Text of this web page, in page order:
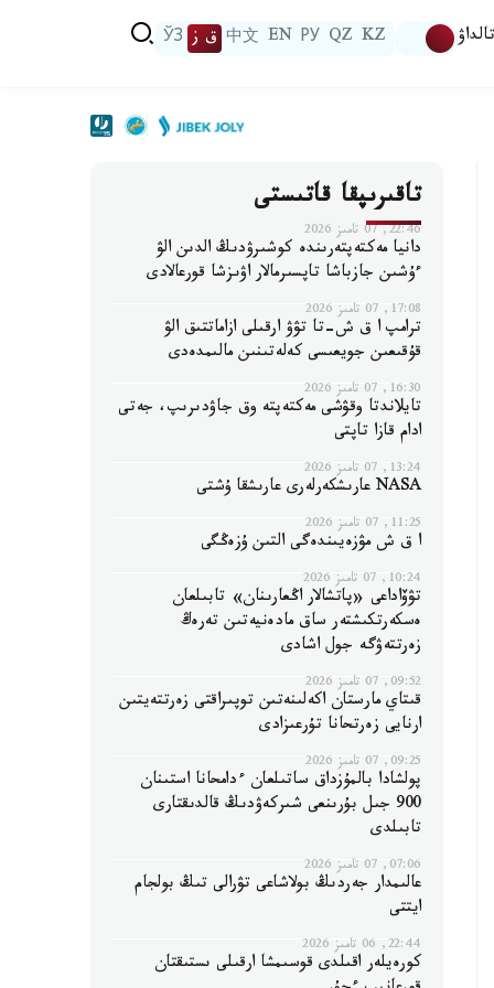
تالداۋ KZ
QZ
РУ
EN
中文 ق ز ЎЗ
تاقىرىپقا قاتىستى
22:46, 07 تامىز 2026
دانيا مەكتەپتەرىندە كوشىرۋدىڭ الدىن الۋ
ءۇشىن جازباشا تاپسىرمالار اۋىزشا قورعالادى
17:08, 07 تامىز 2026
ترامپ ا ق ش-تا تۋۋ ارقىلى ازاماتتىق الۋ
قۇقىعىن جويعىسى كەلەتىنىن مالىمدەدى
16:30, 07 تامىز 2026
تايلاندتا وقۋشى مەكتەپتە وق جاۋدىرىپ، جەتى
ادام قازا تاپتى
13:24, 07 تامىز 2026
NASA عارىشكەرلەرى عارىشقا ۇشتى
11:25, 07 تامىز 2026
ا ق ش مۋزەيىندەگى التىن ۇزەڭگى
10:24, 07 تامىز 2026
تۋۆاداعى «پاتشالار اڭعارىنان» تابىلعان
ەسكەرتكىشتەر ساق مادەنيەتىن تەرەڭ
زەرتتەۋگە جول اشادى
09:52, 07 تامىز 2026
قىتاي مارستان اكەلىنەتىن توپىراقتى زەرتتەيتىن
ارنايى زەرتحانا تۇرعىزادى
09:25, 07 تامىز 2026
پولشادا بالمۇزداق ساتىلعان ءدامحانا استىنان
900 جىل بۇرىنعى شىركەۋدىڭ قالدىقتارى
تابىلدى
07:06, 07 تامىز 2026
عالىمدار جەردىڭ بولاشاعى تۋرالى تىڭ بولجام
ايتتى
22:44, 06 تامىز 2026
كورەيلەر اقىلدى قوسىمشا ارقىلى ىستىقتان